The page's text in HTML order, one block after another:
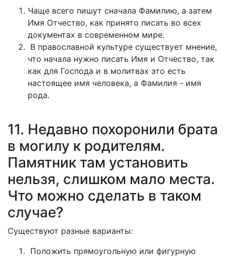
Чаще всего пишут сначала Фамилию, а затем
Имя Отчество, как принято писать во всех
документах в современном мире.
В православной культуре существует мнение,
что начала нужно писать Имя и Отчество, так
как для Господа и в молитвах это есть
настоящее имя человека, а Фамилия - имя
рода.
11. Недавно похоронили брата
в могилу к родителям.
Памятник там установить
нельзя, слишком мало места.
Что можно сделать в таком
случае?
Существуют разные варианты:
Положить прямоугольную или фигурную